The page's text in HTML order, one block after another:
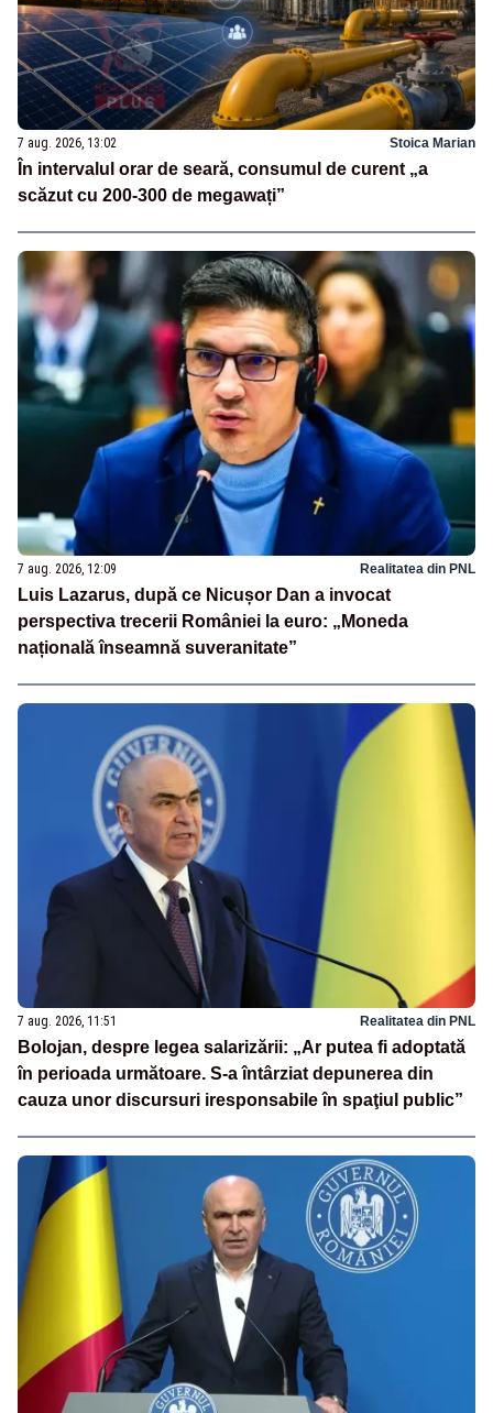
7 aug. 2026, 13:02 Stoica Marian
În intervalul orar de seară, consumul de curent „a
scăzut cu 200-300 de megawați”
7 aug. 2026, 12:09 Realitatea din PNL
Luis Lazarus, după ce Nicușor Dan a invocat
perspectiva trecerii României la euro: „Moneda
națională înseamnă suveranitate”
7 aug. 2026, 11:51 Realitatea din PNL
Bolojan, despre legea salarizării: „Ar putea fi adoptată
în perioada următoare. S-a întârziat depunerea din
cauza unor discursuri iresponsabile în spaţiul public”